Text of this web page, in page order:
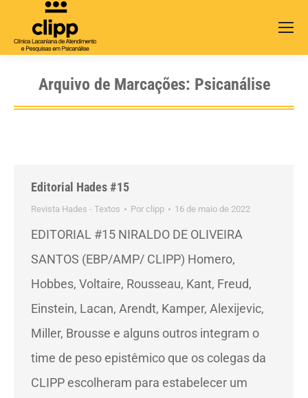
Arquivo de Marcações: Psicanálise
Editorial Hades #15
Revista Hades - Textos Por clipp 16 de maio de 2022
EDITORIAL #15 NIRALDO DE OLIVEIRA
SANTOS (EBP/AMP/ CLIPP) Homero,
Hobbes, Voltaire, Rousseau, Kant, Freud,
Einstein, Lacan, Arendt, Kamper, Alexijevic,
Miller, Brousse e alguns outros integram o
time de peso epistêmico que os colegas da
CLIPP escolheram para estabelecer um